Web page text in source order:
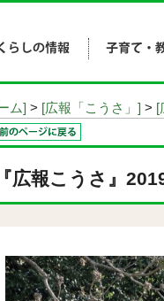
ム] > [広報「こうさ」] > [
『広報こうさ』